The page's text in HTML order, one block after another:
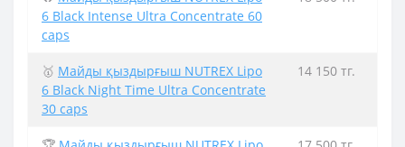
6 Black Intense Ultra Concentrate 60
caps
🥇 Майды қыздырғыш NUTREX Lipo
6 Black Night Time Ultra Concentrate
30 caps
14 150 тг.